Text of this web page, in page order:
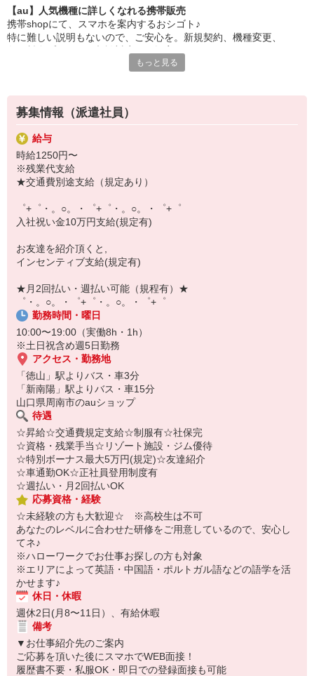
丁寧な研修もあるので、
みなさんから働きやすいと好評です♪
最新アプリ事情やお得なプラン、
スマホの裏ワザを学べるチャンス♪
￣￣￣￣￣￣￣￣￣￣￣
▼オフィスワーク
事務、経理、データ入力、コールセンター、受付
▼工場・製造・軽作業系
機械/食品製造・梱包・仕分け・加工・組立・検査
▼美容系
眉毛サロンのアイブロウ・ネイリスト・エステ
▼営業・販売
法人営業・アパレル販売・個別指導塾・人材紹介
▼人気案件も多数♪
短期・期間限定・オープニング・官公庁案件
上場/優良/大手企業など
【スマホ面接実施中】
￣￣￣￣￣￣￣￣￣
自宅に居ながらスマホでカンタン面接OK！
オンライン面談なのでスピード対応。
【au】人気機種に詳しくなれる携帯販売
携帯shopにて、スマホを案内するおシゴト♪
特に難しい説明もないので、ご安心を。新規契約、機種変更、
満足度◎
■携帯やインターネット販売業務
docomo(ドコモ)/au(エーユー)・KDDI/softbank(ソフトバンク)など
の大手キャリアから
ワイモバイル(Y!mobille)、楽天モバイル、UQなど格安スマホまで幅
広く紹介可能♪
もっと見る
募集情報（派遣社員）
給与
時給1250円〜
※残業代支給
★交通費別途支給（規定あり）
゜+゜・。○。・゜+゜・。○。・゜+゜
入社祝い金10万円支給(規定有)
お友達を紹介頂くと,
インセンティブ支給(規定有)
★月2回払い・週払い可能（規程有）★
゜・。○。・゜+゜・。○。・゜+゜
勤務時間・曜日
10:00〜19:00（実働8h・1h）
※土日祝含め週5日勤務
アクセス・勤務地
「徳山」駅よりバス・車3分
「新南陽」駅よりバス・車15分
山口県周南市のauショップ
待遇
☆昇給☆交通費規定支給☆制服有☆社保完
☆資格・残業手当☆リゾート施設・ジム優待
☆特別ボーナス最大5万円(規定)☆友達紹介
☆車通勤OK☆正社員登用制度有
☆週払い・月2回払いOK
応募資格・経験
☆未経験の方も大歓迎☆ ※高校生は不可
あなたのレベルに合わせた研修をご用意しているので、安心し
てネ♪
※ハローワークでお仕事お探しの方も対象
※エリアによって英語・中国語・ポルトガル語などの語学を活
かせます♪
休日・休暇
週休2日(月8〜11日）、有給休暇
備考
▼お仕事紹介先のご案内
ご応募を頂いた後にスマホでWEB面接！
履歴書不要・私服OK・即日での登録面接も可能